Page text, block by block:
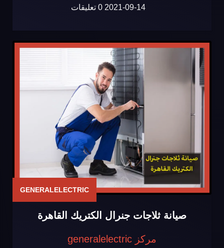
2021-09-14 0 تعليقات
GENERALELECTRIC
صيانة ثلاجات جنرال الكتريك القاهرة
مركز generalelectric